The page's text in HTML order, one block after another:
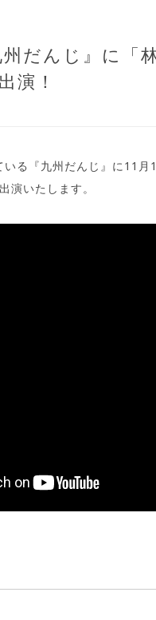
だんじ』に「
演！
る『九州だんじ』に11
演いたします。